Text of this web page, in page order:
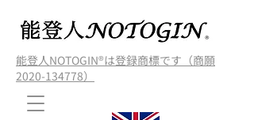
能登人NOTOGIN®️は登録商標です（商願
2020-134778）